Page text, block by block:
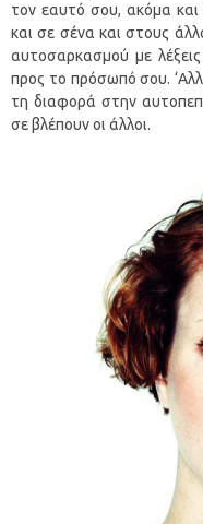
τον εαυτό σου, ακόμα και
και σε σένα και στους
αυτοσαρκασμού με
προς το πρόσωπό σου.
τη διαφορά στην
σε βλέπουν οι άλλοι.